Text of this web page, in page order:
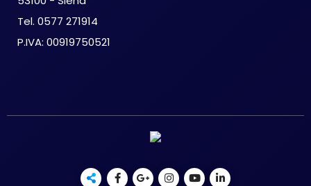
Tel. 0577 271914
P.IVA: 00919750521